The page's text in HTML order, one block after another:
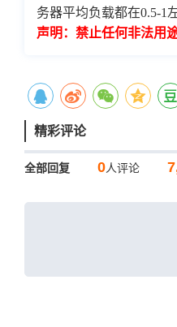
务器平均负载都在0.5-1
声明：禁止任何非法用
精彩评论
全部回复 0人评论